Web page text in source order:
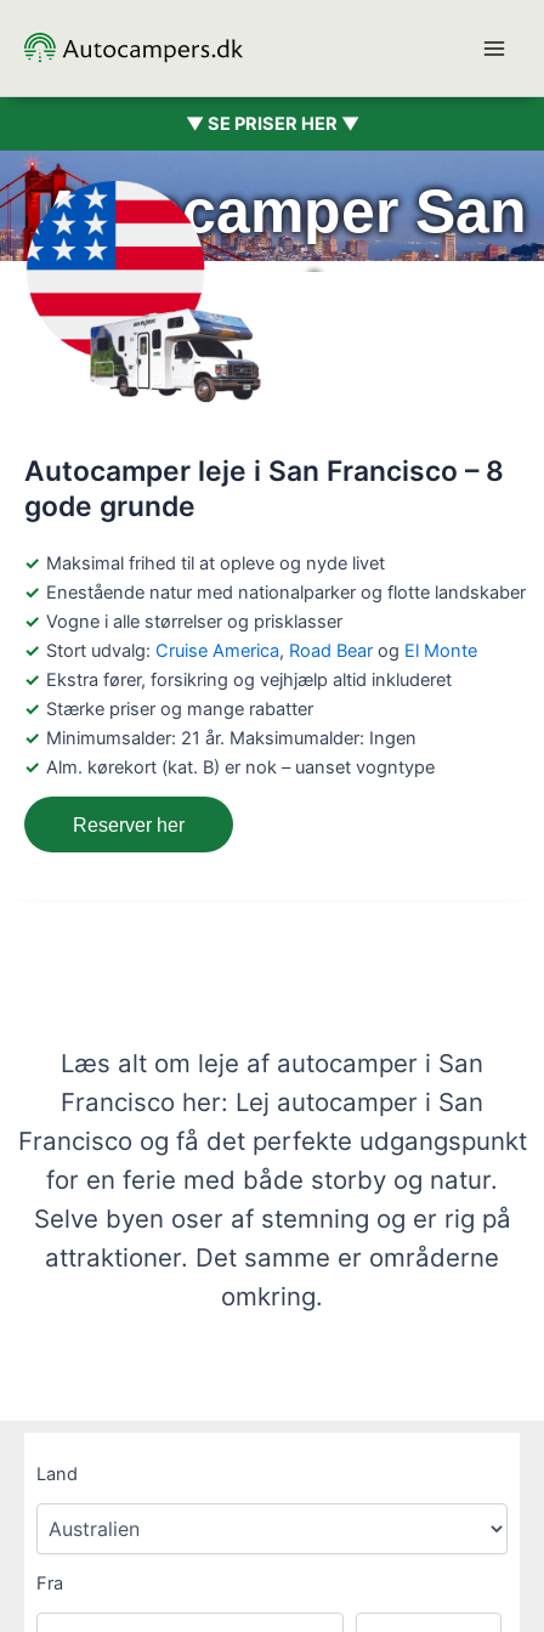
▼ SE PRISER HER ▼
Autocamper San
Francisco
Autocamper leje i San Francisco – 8
gode grunde
Maksimal frihed til at opleve og nyde livet
Enestående natur med nationalparker og flotte landskaber
Vogne i alle størrelser og prisklasser
Stort udvalg: Cruise America, Road Bear og El Monte
Ekstra fører, forsikring og vejhjælp altid inkluderet
Stærke priser og mange rabatter
Minimumsalder: 21 år. Maksimumalder: Ingen
Alm. kørekort (kat. B) er nok – uanset vogntype
Reserver her
Læs alt om leje af autocamper i San
Francisco her: Lej autocamper i San
Francisco og få det perfekte udgangspunkt
for en ferie med både storby og natur.
Selve byen oser af stemning og er rig på
attraktioner. Det samme er områderne
omkring.
Land
Fra